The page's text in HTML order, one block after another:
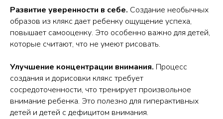
Развитие уверенности в себе. Создание необычных
образов из клякс дает ребенку ощущение успеха,
повышает самооценку. Это особенно важно для детей,
которые считают, что не умеют рисовать.
Улучшение концентрации внимания. Процесс
создания и дорисовки клякс требует
сосредоточенности, что тренирует произвольное
внимание ребенка. Это полезно для гиперактивных
детей и детей с дефицитом внимания.